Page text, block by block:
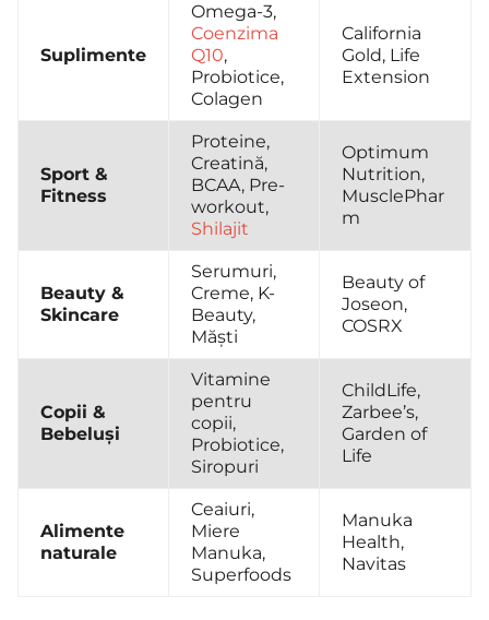
Suplimente
Omega-3,
Coenzima
Q10,
Probiotice,
Colagen
California
Gold, Life
Extension
Sport &
Fitness
Proteine,
Creatină,
BCAA, Pre-
workout,
Shilajit
Optimum
Nutrition,
MusclePhar
m
Beauty &
Skincare
Serumuri,
Creme, K-
Beauty,
Măști
Beauty of
Joseon,
COSRX
Copii &
Bebeluși
Vitamine
pentru
copii,
Probiotice,
Siropuri
ChildLife,
Zarbee’s,
Garden of
Life
Alimente
naturale
Ceaiuri,
Miere
Manuka,
Superfoods
Manuka
Health,
Navitas